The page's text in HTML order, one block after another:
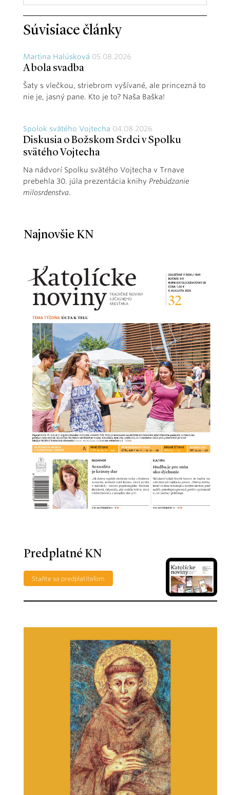
Súvisiace články
Martina Halúsková 05.08.2026
A bola svadba
Šaty s vlečkou, striebrom vyšívané, ale princezná to
nie je, jasný pane. Kto je to? Naša Baška!
Spolok svätého Vojtecha 04.08.2026
Diskusia o Božskom Srdci v Spolku
svätého Vojtecha
Na nádvorí Spolku svätého Vojtecha v Trnave
prebehla 30. júla prezentácia knihy Prebúdzanie
milosrdenstva.
Najnovšie KN
Predplatné KN
Staňte sa predplatiteľom